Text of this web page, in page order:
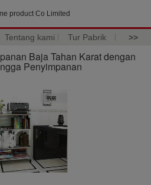
product Co Limited
Tentang kami Tur Pabrik >>
Baja Tahan Karat dengan
Penyimpanan